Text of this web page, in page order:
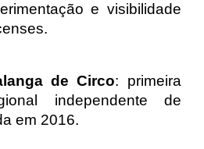
e visibilidade
de Circo: primeira
independente de
em 2016.